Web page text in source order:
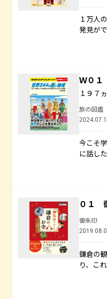
１万人
発見が
Ｗ０
１９７
旅の図鑑
今こそ
に話し
０１
御朱印
鎌倉の
り、こ